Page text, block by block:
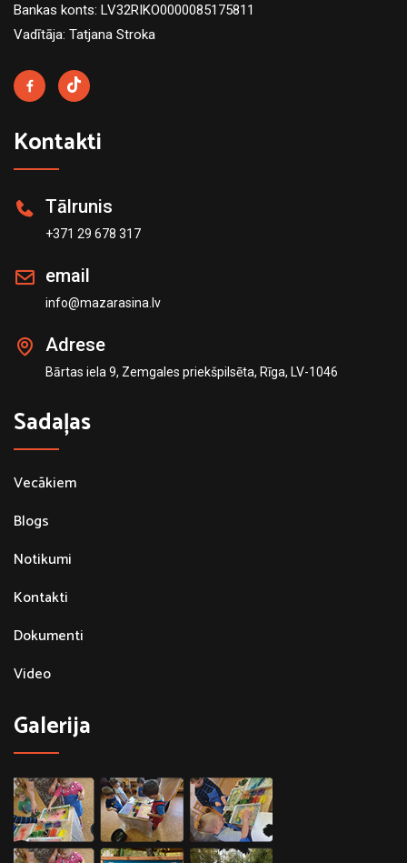
Bankas konts: LV32RIKO0000085175811
Vadītāja: Tatjana Stroka
Kontakti
Tālrunis
+371 29 678 317
email
info@mazarasina.lv
Adrese
Bārtas iela 9, Zemgales priekšpilsēta, Rīga, LV-1046
Sadaļas
Vecākiem
Blogs
Notikumi
Kontakti
Dokumenti
Video
Galerija